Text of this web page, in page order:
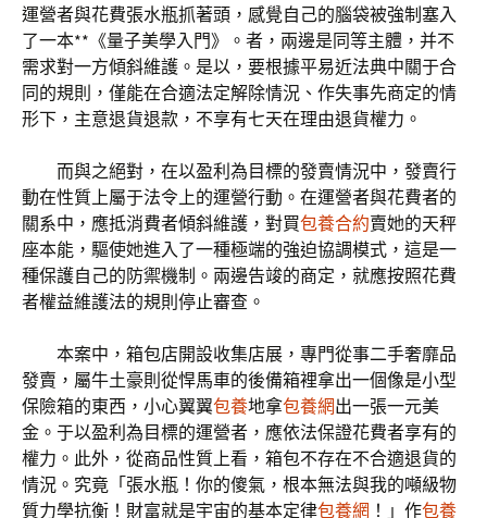
運營者與花費張水瓶抓著頭，感覺自己的腦袋被強制塞入
了一本**《量子美學入門》。者，兩邊是同等主體，并不
需求對一方傾斜維護。是以，要根據平易近法典中關于合
同的規則，僅能在合適法定解除情況、作失事先商定的情
形下，主意退貨退款，不享有七天在理由退貨權力。
而與之絕對，在以盈利為目標的發賣情況中，發賣行
動在性質上屬于法令上的運營行動。在運營者與花費者的
關系中，應抵消費者傾斜維護，對買包養合約賣她的天秤
座本能，驅使她進入了一種極端的強迫協調模式，這是一
種保護自己的防禦機制。兩邊告竣的商定，就應按照花費
者權益維護法的規則停止審查。
本案中，箱包店開設收集店展，專門從事二手奢靡品
發賣，屬牛土豪則從悍馬車的後備箱裡拿出一個像是小型
保險箱的東西，小心翼翼包養地拿包養網出一張一元美
金。于以盈利為目標的運營者，應依法保證花費者享有的
權力。此外，從商品性質上看，箱包不存在不合適退貨的
情況。究竟「張水瓶！你的傻氣，根本無法與我的噸級物
質力學抗衡！財富就是宇宙的基本定律包養網 ！」作包養